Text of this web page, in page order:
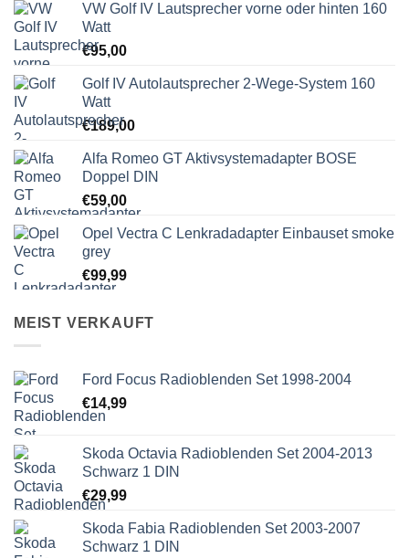
VW Golf IV Lautsprecher vorne oder hinten 160
Watt
€95,00
Golf IV Autolautsprecher 2-Wege-System 160
Watt
€189,00
Alfa Romeo GT Aktivsystemadapter BOSE
Doppel DIN
€59,00
Opel Vectra C Lenkradadapter Einbauset smoke
grey
€99,99
MEIST VERKAUFT
Ford Focus Radioblenden Set 1998-2004
€14,99
Skoda Octavia Radioblenden Set 2004-2013
Schwarz 1 DIN
€29,99
Skoda Fabia Radioblenden Set 2003-2007
Schwarz 1 DIN